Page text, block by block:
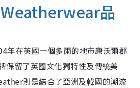
品
年在英國一個多雨的地市康沃爾郡
保留了英國文化獨特性及傳統美
則是結合了亞洲及韓國的潮流